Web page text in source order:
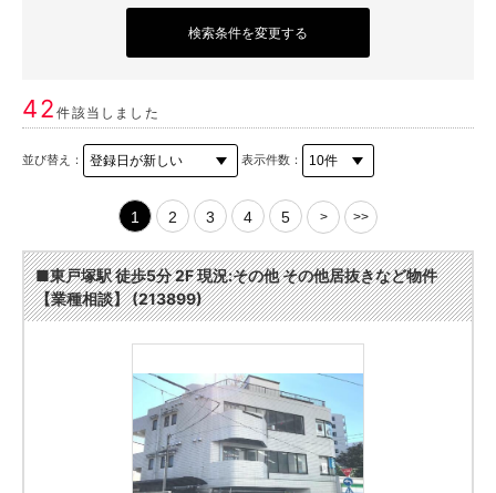
検索条件を変更する
42件該当しました
並び替え： 表示件数：
1 2 3 4 5 > >>
■東戸塚駅 徒歩5分 2F 現況:その他 その他居抜きなど物件
【業種相談】 (213899)